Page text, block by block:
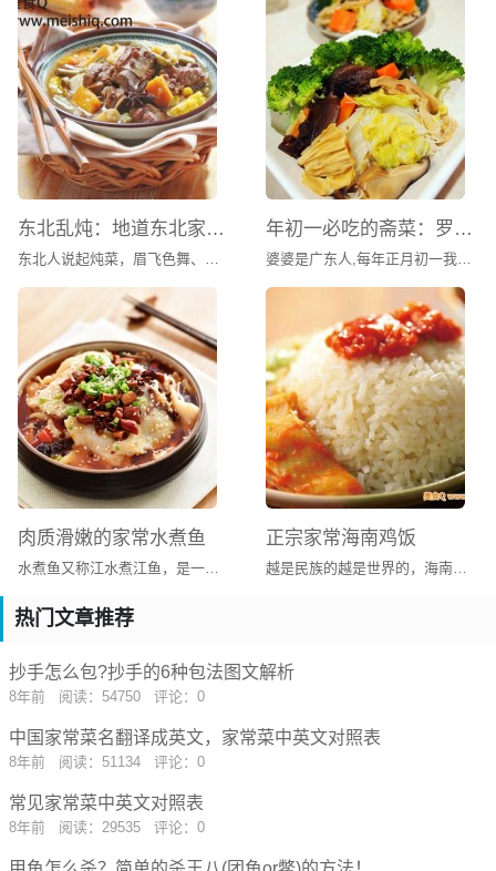
虫草蒸裙边 ：Steamed Turtle Rim with Aweto
葱姜肉蟹 ：Sautéed Crab with Ginger and Scallion
羔蟹（花雕酒蒸，姜葱炒，椒盐） ：Green Crab（Steamed
inYellow Wine/Fried with Ginger and Scallion/Fried with
Spicy Salt）
枸杞蒸裙边 ：Steamed Turtle Rim in Chinese Wolfberry
Soup
红花蟹（潮式冻蟹，清蒸，姜葱炒） ：Spotted Sea
Crab（Cold / Steamed /Stir-Fried with Ginger and Scallion）
红烧甲鱼 ：Braised Turtle in Brown Sauce
淮山圆肉炖甲鱼 ：Braised Turtle with Yam and Longan
黄金雪蛤酿蟹盖 ：Baked Crab Shell Stuffed with Snow Clam
and Salted Egg Yolk
甲鱼烧肉 ：Braised Turtle with Diced Pork
辣酒煮花蟹 ：Boiled Crab with Chili in Liquor
龙须蟹枣 ：Fried Crab Meat
清炖甲鱼汤 ：Stewed Turtle in Broth
清蒸甲鱼 ：Steamed Turtle
肉蟹（姜葱炒，清蒸，椒盐） ：Hardshell Crab（Stir-Fried
with Ginger and Scallion/ Steamed /Fried with Spicy Salt）
土茯苓炖山龟 ：Stewed Turtle with Sarsaparilla
洋参炖甲鱼 ：Stewed Turtle with American Ginseng
油酱毛蟹 ：Braised River Crab with Soy Paste
原笼糯米蒸蟹 ：Steamed Crab with Gultinous Rice Served
in Bamboo Steamer
西柠三文鱼排 ：Grilled Salmon Steak with Lemon
杭椒虾爆鳝 ：Sautéed Shrimps and Eel with Hot Green
东北乱炖：地道东北家常菜 年初一必吃的斋菜：罗汉斋
肉质滑嫩的家常水煮鱼 正宗家常海南鸡饭
热门文章推荐
抄手怎么包?抄手的6种包法图文解析
8年前 阅读：54750 评论：0
中国家常菜名翻译成英文，家常菜中英文对照表
8年前 阅读：51134 评论：0
常见家常菜中英文对照表
8年前 阅读：29535 评论：0